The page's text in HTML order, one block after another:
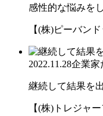
感性的な悩みを
【(株)ピーバン
2022.11.28企業家
継続して結果を
【(株)トレジャ